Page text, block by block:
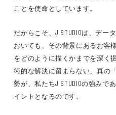
ことを使命としています。
だからこそ、J STUDIOは、デー
おいても、その背景にあるお客
をどのように描くかまでを深く
術的な解決に留まらない、真の
勢が、私たちJ STUDIOの強みで
イントとなるのです。